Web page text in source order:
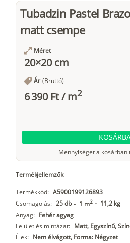
Tubadzin Pastel
matt csempe
Méret
20×20 cm
Ár (Bruttó)
6 390 Ft/m2
Mennyiséget a
Termékjellemzők
Termékkód: A5900199126893
Csomagolás: 25 db - 1 m2 - 11,2 kg
Anyag: Fehér agyag
Felület és mintázat: Matt, Egyszínű,
Élek: Nem élvágott, Forma: Négyzet